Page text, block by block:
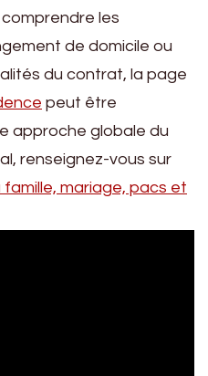
les
de domicile ou
du contrat, la page
peut être
approche globale du
renseignez-vous sur
mariage, pacs et